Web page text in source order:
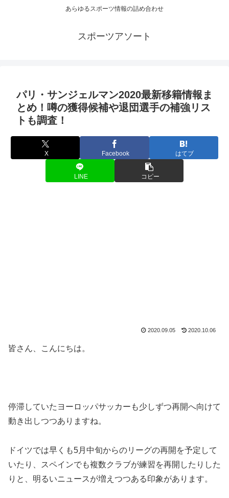
あらゆるスポーツ情報の詰め合わせ
スポーツアソート
パリ・サンジェルマン2020最新移籍情報ま
とめ！噂の獲得候補や退団選手の補強リス
トも調査！
X Facebook はてブ
LINE コピー
2020.09.05 2020.10.06
皆さん、こんにちは。
停滞していたヨーロッパサッカーも少しずつ再開へ向けて
動き出しつつありますね。
ドイツでは早くも5月中旬からのリーグの再開を予定して
いたり、スペインでも複数クラブが練習を再開したりした
りと、明るいニュースが増えつつある印象があります。